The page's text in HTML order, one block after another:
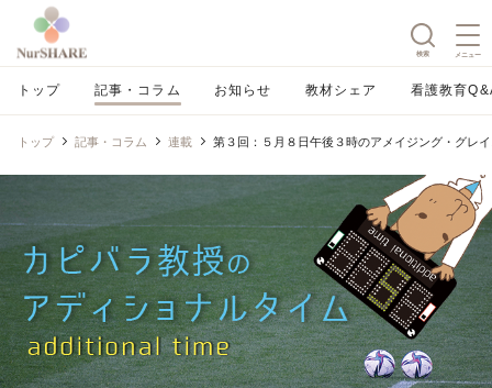
検索 メニュー
トップ 記事・コラム お知らせ 教材シェア 看護教育
トップ 記事・コラム 連載 第３回：５月８日午後３時のアメイジング・グレ